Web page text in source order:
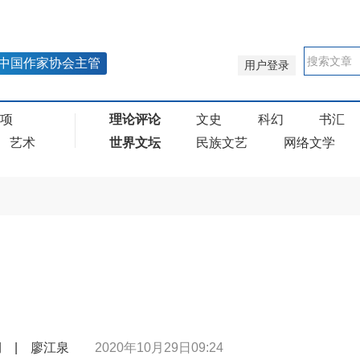
用户登录
国作家协会主管
艺术
理论评论 文史 科幻
书汇
世界文坛
民族文艺 网络文学
期 | 廖江泉 2020年10月29日09:24